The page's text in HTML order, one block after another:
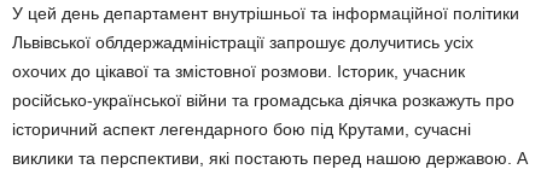
У цей день департамент внутрішньої та інформаційної політики
Львівської облдержадміністрації запрошує долучитись усіх
охочих до цікавої та змістовної розмови. Історик, учасник
російсько-української війни та громадська діячка розкажуть про
історичний аспект легендарного бою під Крутами, сучасні
виклики та перспективи, які постають перед нашою державою. А